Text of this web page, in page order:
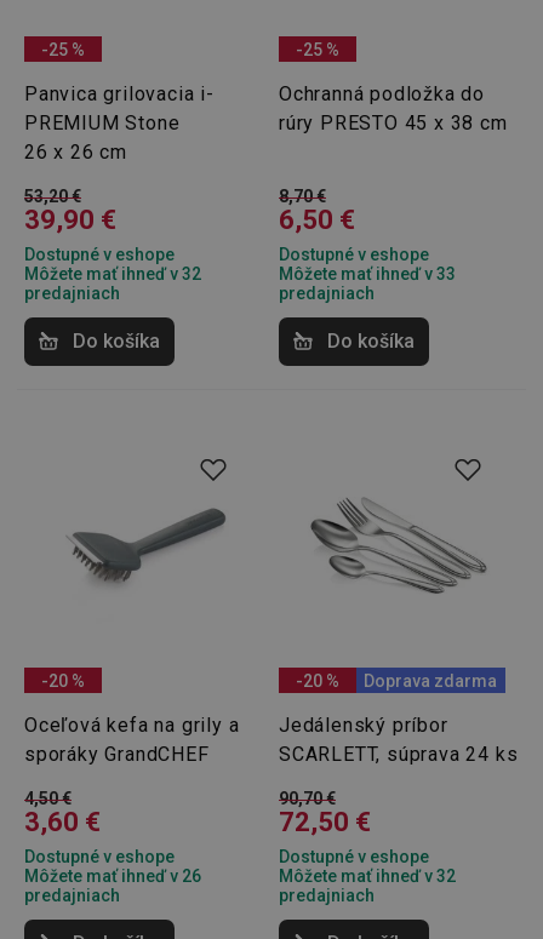
-25 %
Panvica grilovacia i-
PREMIUM Stone
26 x 26 cm
53,20 €
39,90 €
Dostupné v eshope
Môžete mať ihneď v 32
predajniach
Do košíka
-25 %
Ochranná podložka do
rúry PRESTO 45 x 38 cm
8,70 €
6,50 €
Dostupné v eshope
Môžete mať ihneď v 33
predajniach
Do košíka
-20 %
Oceľová kefa na grily a
sporáky GrandCHEF
4,50 €
3,60 €
Dostupné v eshope
Môžete mať ihneď v 26
predajniach
-20 % Doprava zdarma
Jedálenský príbor
SCARLETT, súprava 24 ks
90,70 €
72,50 €
Dostupné v eshope
Môžete mať ihneď v 32
predajniach
pid
Twitter Inc.
.smartadserver.com
lastVisitedProducts www.tescoma.sk
4 týždne
HAProxy
Technologies LLC
.clickonometrics.pl